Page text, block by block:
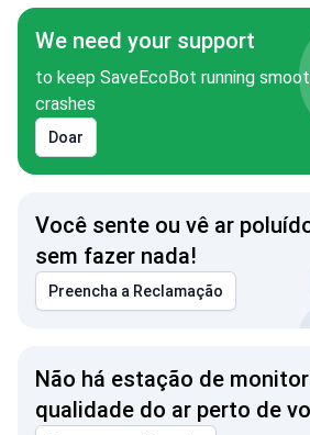
We need your support
to keep SaveEcoBot running
crashes
Doar
Você sente ou vê ar
sem fazer nada!
Preencha a Reclamação
Não há estação de
qualidade do ar perto de